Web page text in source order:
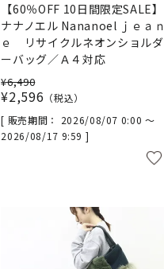
【60％OFF 10日間限定SALE】
ナナノエル Nananoel ｊｅａｎ
ｅ リサイクルネオンショルダ
ーバッグ／Ａ４対応
¥6,490
¥2,596
税込
販売期間
2026/08/07 0:00〜
2026/08/17 9:59